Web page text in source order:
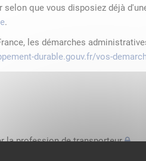
selon que vous disposiez déjà
.
les démarches
durable.gouv.fr/vos-
la profession de transporteur
dans l'espace